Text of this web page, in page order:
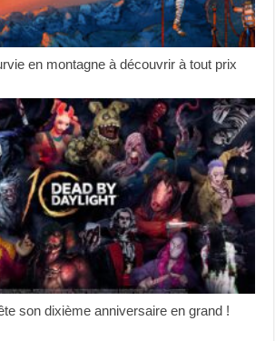
en montagne à découvrir à tout prix
son dixième anniversaire en grand !